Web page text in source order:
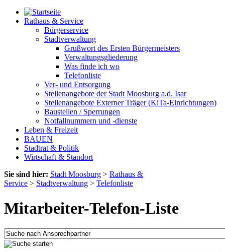
Rathaus & Service
Bürgerservice
Stadtverwaltung
Grußwort des Ersten Bürgermeisters
Verwaltungsgliederung
Was finde ich wo
Telefonliste
Ver- und Entsorgung
Stellenangebote der Stadt Moosburg a.d. Isar
Stellenangebote Externer Träger (KiTa-Einrichtungen)
Baustellen / Sperrungen
Notfallnummern und -dienste
Leben & Freizeit
BAUEN
Stadtrat & Politik
Wirtschaft & Standort
Sie sind hier: Stadt Moosburg > Rathaus &
Service > Stadtverwaltung > Telefonliste
Mitarbeiter-Telefon-Liste